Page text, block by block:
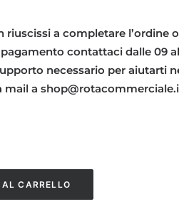
riuscissi a completare l’ordine
contattaci dalle 09
necessario per aiutarti
mail a
CARRELLO